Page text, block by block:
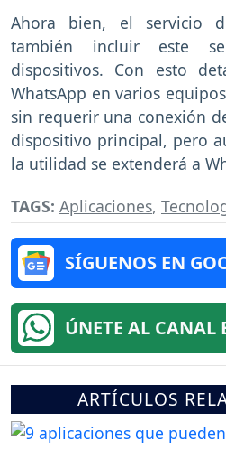
Ahora bien, el servicio
también incluir este
dispositivos. Con esto
WhatsApp en varios
sin requerir una conexión
dispositivo principal, pero
la utilidad se extenderá a
TAGS: Aplicaciones,
SÍGUENOS EN
ÚNETE AL CANAL
ARTÍCULOS